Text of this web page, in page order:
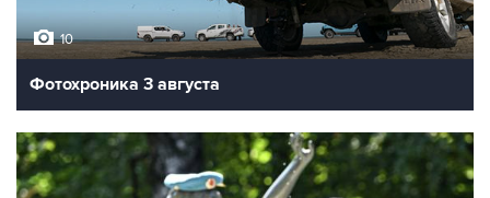
10
Фотохроника 3 августа